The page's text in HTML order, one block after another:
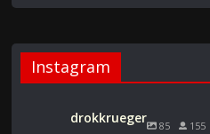
Instagram
drokkrueger 85
155